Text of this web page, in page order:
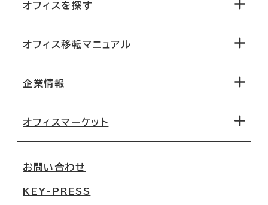
オフィスを探す
地図から探す
路線・駅から探す
オフィス移転マニュアル
移転コストシミュレーション
移転スケジュール
オフィス移転Q&A
企業情報
オフィスマーケット
大阪
お問い合わせ
KEY-PRESS